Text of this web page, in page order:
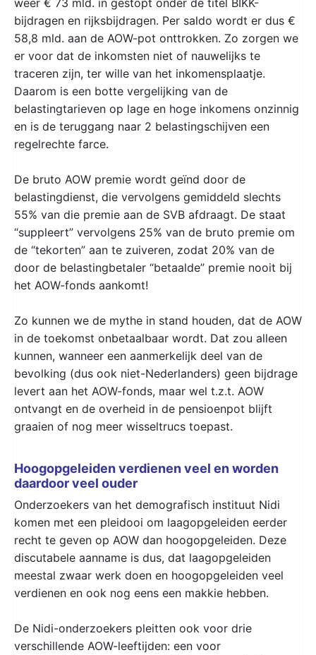
bijdragen en rijksbijdragen. Per saldo wordt er dus €
58,8 mld. aan de AOW-pot onttrokken. Zo zorgen we
er voor dat de inkomsten niet of nauwelijks te
traceren zijn, ter wille van het inkomensplaatje.
Daarom is een botte vergelijking van de
belastingtarieven op lage en hoge inkomens onzinnig
en is de teruggang naar 2 belastingschijven een
regelrechte farce.
De bruto AOW premie wordt geïnd door de
belastingdienst, die vervolgens gemiddeld slechts
55% van die premie aan de SVB afdraagt. De staat
“suppleert” vervolgens 25% van de bruto premie om
de “tekorten” aan te zuiveren, zodat 20% van de
door de belastingbetaler “betaalde” premie nooit bij
het AOW-fonds aankomt!
Zo kunnen we de mythe in stand houden, dat de AOW
in de toekomst onbetaalbaar wordt. Dat zou alleen
kunnen, wanneer een aanmerkelijk deel van de
bevolking (dus ook niet-Nederlanders) geen bijdrage
levert aan het AOW-fonds, maar wel t.z.t. AOW
ontvangt en de overheid in de pensioenpot blijft
graaien of nog meer wisseltrucs toepast.
Hoogopgeleiden verdienen veel en worden
daardoor veel ouder
Onderzoekers van het demografisch instituut Nidi
komen met een pleidooi om laagopgeleiden eerder
recht te geven op AOW dan hoogopgeleiden. Deze
discutabele aanname is dus, dat laagopgeleiden
meestal zwaar werk doen en hoogopgeleiden veel
verdienen en ook nog eens een makkie hebben.
De Nidi-onderzoekers pleitten ook voor drie
verschillende AOW-leeftijden: een voor